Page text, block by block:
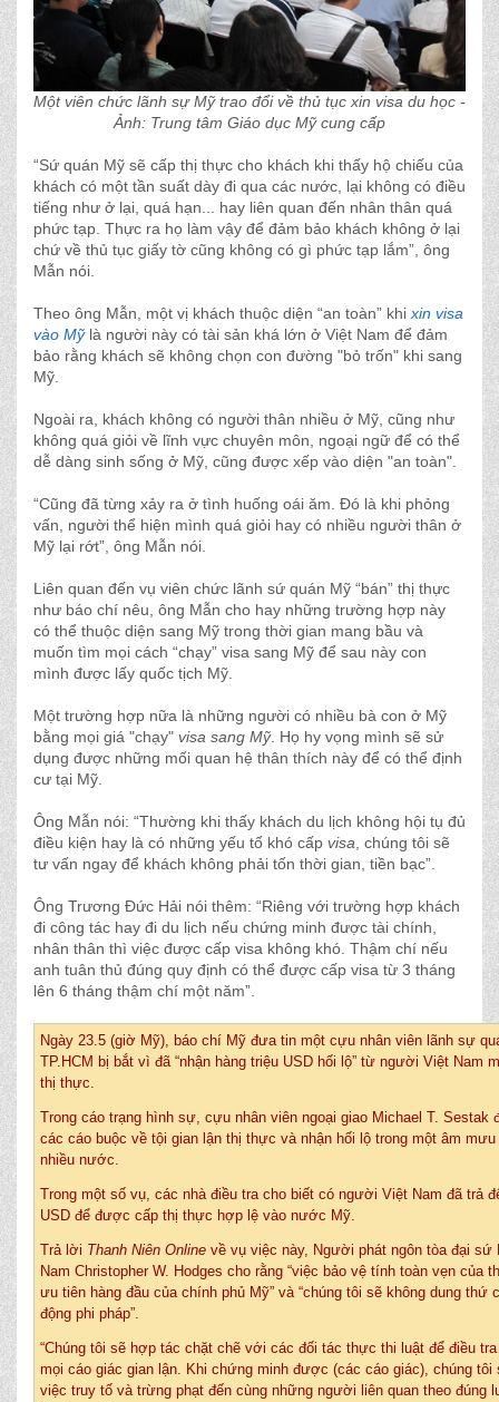
Một viên chức lãnh sự Mỹ trao đổi về thủ tục xin visa du học -
Ảnh: Trung tâm Giáo dục Mỹ cung cấp
“Sứ quán Mỹ sẽ cấp thị thực cho khách khi thấy hộ chiếu của
khách có một tần suất dày đi qua các nước, lại không có điều
tiếng như ở lại, quá hạn... hay liên quan đến nhân thân quá
phức tạp. Thực ra họ làm vậy để đảm bảo khách không ở lại
chứ về thủ tục giấy tờ cũng không có gì phức tạp lắm”, ông
Mẫn nói.
Theo ông Mẫn, một vị khách thuộc diện “an toàn” khi xin visa
vào Mỹlà người này có tài sản khá lớn ở Việt Nam để đảm
bảo rằng khách sẽ không chọn con đường "bỏ trốn" khi sang
Mỹ.
Ngoài ra, khách không có người thân nhiều ở Mỹ, cũng như
không quá giỏi về lĩnh vực chuyên môn, ngoại ngữ để có thể
dễ dàng sinh sống ở Mỹ, cũng được xếp vào diện "an toàn".
“Cũng đã từng xảy ra ở tình huống oái ăm. Đó là khi phỏng
vấn, người thể hiện mình quá giỏi hay có nhiều người thân ở
Mỹ lại rớt”, ông Mẫn nói.
Liên quan đến vụ viên chức lãnh sứ quán Mỹ “bán” thị thực
như báo chí nêu, ông Mẫn cho hay những trường hợp này
có thể thuộc diện sang Mỹ trong thời gian mang bầu và
muốn tìm mọi cách “chạy” visa sang Mỹ để sau này con
mình được lấy quốc tịch Mỹ.
Một trường hợp nữa là những người có nhiều bà con ở Mỹ
bằng mọi giá "chạy" visa sang Mỹ. Họ hy vọng mình sẽ sử
dụng được những mối quan hệ thân thích này để có thể định
cư tại Mỹ.
Ông Mẫn nói: “Thường khi thấy khách du lịch không hội tụ đủ
điều kiện hay là có những yếu tố khó cấp visa , chúng tôi sẽ
tư vấn ngay để khách không phải tốn thời gian, tiền bạc”.
Ông Trương Đức Hải nói thêm: “Riêng với trường hợp khách
đi công tác hay đi du lịch nếu chứng minh được tài chính,
nhân thân thì việc được cấp visa không khó. Thậm chí nếu
anh tuân thủ đúng quy định có thể được cấp visa từ 3 tháng
lên 6 tháng thậm chí một năm”.
Ngày 23.5 (giờ Mỹ), báo chí Mỹ đưa tin một cựu nhân viên lãnh sự
TP.HCM bị bắt vì đã “nhận hàng triệu USD hối lộ” từ người Việt Nam
thị thực.
Trong cáo trạng hình sự, cựu nhân viên ngoại giao Michael T. Sestak
các cáo buộc về tội gian lận thị thực và nhận hối lộ trong một âm
nhiều nước.
Trong một số vụ, các nhà điều tra cho biết có người Việt Nam đã trả
USD để được cấp thị thực hợp lệ vào nước Mỹ.
Trả lời Thanh Niên Online về vụ việc này, Người phát ngôn tòa đại sứ
Nam Christopher W. Hodges cho rằng “việc bảo vệ tính toàn vẹn của
ưu tiên hàng đầu của chính phủ Mỹ” và “chúng tôi sẽ không dung thứ
động phi pháp”.
“Chúng tôi sẽ hợp tác chặt chẽ với các đối tác thực thi luật để điều
mọi cáo giác gian lận. Khi chứng minh được (các cáo giác), chúng tôi
việc truy tố và trừng phạt đến cùng những người liên quan theo đúng